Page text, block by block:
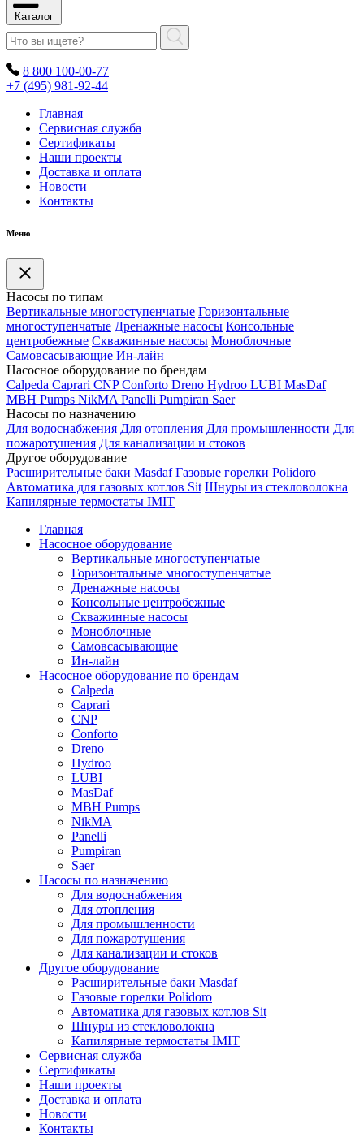
Каталог
8 800 100-00-77
+7 (495) 981-92-44
Главная
Сервисная служба
Сертификаты
Наши проекты
Доставка и оплата
Новости
Контакты
Меню
Насосы по типам
Вертикальные многоступенчатые Горизонтальные
многоступенчатые Дренажные насосы Консольные
центробежные Скважинные насосы Моноблочные
Самовсасывающие Ин-лайн
Насосное оборудование по брендам
Calpeda Caprari CNP Conforto Dreno Hydroo LUBI MasDaf
MBH Pumps NikMA Panelli Pumpiran Saer
Насосы по назначению
Для водоснабжения Для отопления Для промышленности Для
пожаротушения Для канализации и стоков
Другое оборудование
Расширительные баки Masdaf Газовые горелки Polidoro
Автоматика для газовых котлов Sit Шнуры из стекловолокна
Капилярные термостаты IMIT
Главная
Насосное оборудование
Вертикальные многоступенчатые
Горизонтальные многоступенчатые
Дренажные насосы
Консольные центробежные
Скважинные насосы
Моноблочные
Самовсасывающие
Ин-лайн
Насосное оборудование по брендам
Calpeda
Caprari
CNP
Conforto
Dreno
Hydroo
LUBI
MasDaf
MBH Pumps
NikMA
Panelli
Pumpiran
Saer
Насосы по назначению
Для водоснабжения
Для отопления
Для промышленности
Для пожаротушения
Для канализации и стоков
Другое оборудование
Расширительные баки Masdaf
Газовые горелки Polidoro
Автоматика для газовых котлов Sit
Шнуры из стекловолокна
Капилярные термостаты IMIT
Сервисная служба
Сертификаты
Наши проекты
Доставка и оплата
Новости
Контакты